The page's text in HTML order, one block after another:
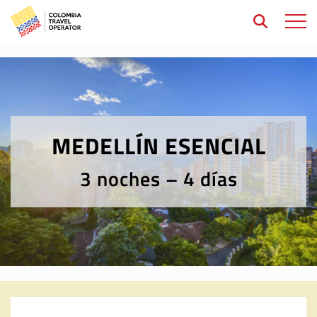
Open
MEDELLÍN ESENCIAL
3 noches – 4 días